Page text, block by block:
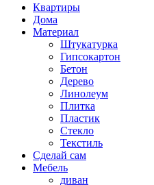
Квартиры
Дома
Материал
Штукатурка
Гипсокартон
Бетон
Дерево
Линолеум
Плитка
Пластик
Стекло
Текстиль
Сделай сам
Мебель
диван